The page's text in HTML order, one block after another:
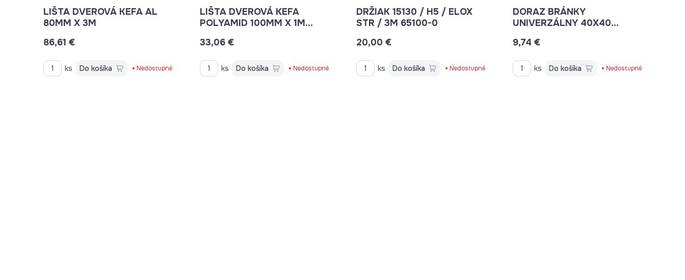
LIŠTA DVEROVÁ KEFA AL
80MM X 3M
86,61 €
ks Do košíka Nedostupné
LIŠTA DVEROVÁ KEFA
POLYAMID 100MM X 1M
33,06 €
ks Do košíka Nedostupné
DRŽIAK 15130 / H5 / ELOX
STR / 3M 65100-0
20,00 €
ks Do košíka Nedostupné
DORAZ BRÁNKY
UNIVERZÁLNY 40X40
9,74 €
ks Do košíka Nedostupné